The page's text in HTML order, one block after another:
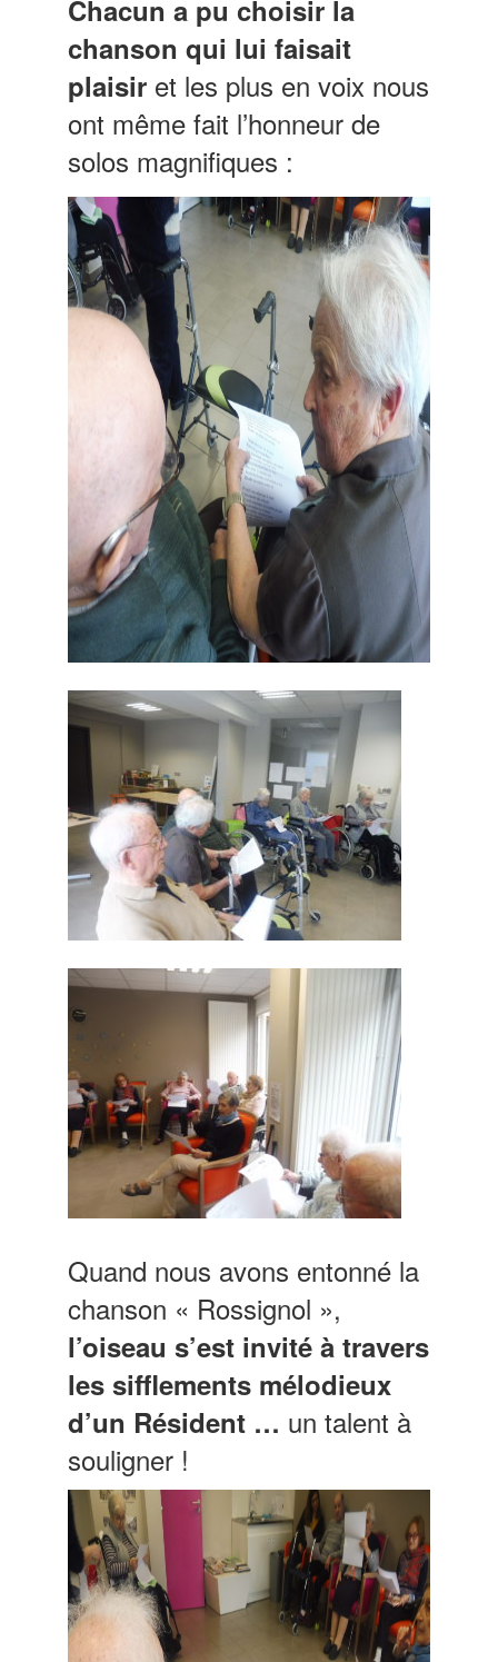
Chacun a pu choisir la
chanson qui lui faisait
plaisir et les plus en voix nous
ont même fait l’honneur de
solos magnifiques :
Quand nous avons entonné la
chanson « Rossignol »,
l’oiseau s’est invité à travers
les sifflements mélodieux
d’un Résident … un talent à
souligner !